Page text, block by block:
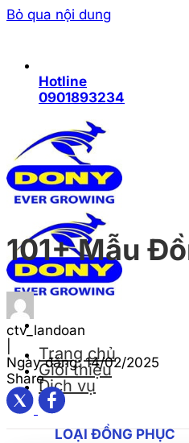
Bỏ qua nội dung
Hotline
0901893234
Trang chủ
Giới thiệu
Dịch vụ
LOẠI ĐỒNG PHỤC
101+ Mẫu
ctv_landoan
Ngày đăng:14/02/2025
Share